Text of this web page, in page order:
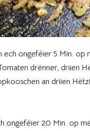
ech ongeféier 5 Min. op
drënner, driien
an driien
ongeféier 20 Min. op